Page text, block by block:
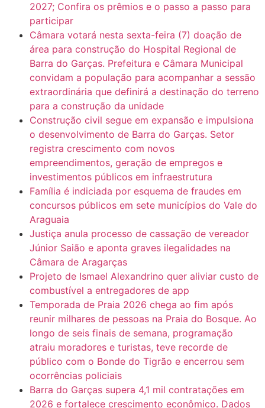
2027; Confira os prêmios e o passo a passo para
participar
Câmara votará nesta sexta-feira (7) doação de
área para construção do Hospital Regional de
Barra do Garças. Prefeitura e Câmara Municipal
convidam a população para acompanhar a sessão
extraordinária que definirá a destinação do terreno
para a construção da unidade
Construção civil segue em expansão e impulsiona
o desenvolvimento de Barra do Garças. Setor
registra crescimento com novos
empreendimentos, geração de empregos e
investimentos públicos em infraestrutura
Família é indiciada por esquema de fraudes em
concursos públicos em sete municípios do Vale do
Araguaia
Justiça anula processo de cassação de vereador
Júnior Saião e aponta graves ilegalidades na
Câmara de Aragarças
Projeto de Ismael Alexandrino quer aliviar custo de
combustível a entregadores de app
Temporada de Praia 2026 chega ao fim após
reunir milhares de pessoas na Praia do Bosque. Ao
longo de seis finais de semana, programação
atraiu moradores e turistas, teve recorde de
público com o Bonde do Tigrão e encerrou sem
ocorrências policiais
Barra do Garças supera 4,1 mil contratações em
2026 e fortalece crescimento econômico. Dados